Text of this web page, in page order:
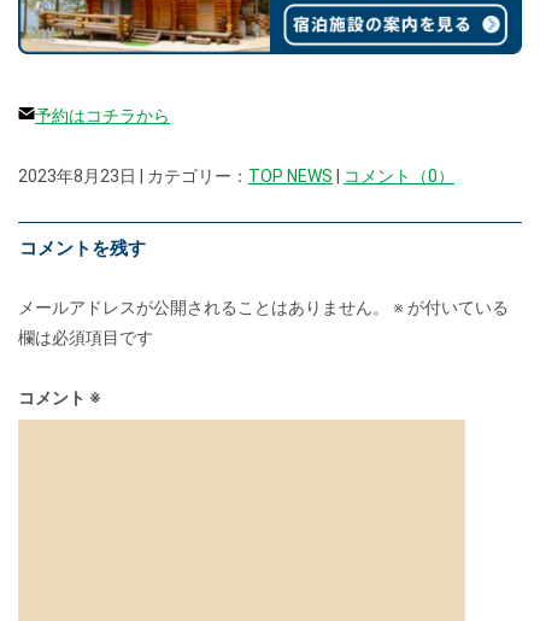
予約はコチラから
2023年8月23日 | カテゴリー： TOP NEWS コメント（0）
コメントを残す
メールアドレスが公開されることはありません。 ※ が付いている
欄は必須項目です
コメント ※